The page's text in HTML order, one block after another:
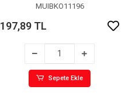
MUIBKO11196
197,89 TL
Sepete Ekle